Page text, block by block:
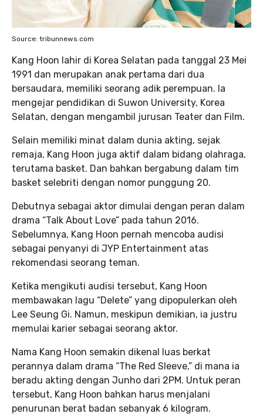
Source: tribunnews.com
Kang Hoon lahir di Korea Selatan pada tanggal 23 Mei
1991 dan merupakan anak pertama dari dua
bersaudara, memiliki seorang adik perempuan. Ia
mengejar pendidikan di Suwon University, Korea
Selatan, dengan mengambil jurusan Teater dan Film.
Selain memiliki minat dalam dunia akting, sejak
remaja, Kang Hoon juga aktif dalam bidang olahraga,
terutama basket. Dan bahkan bergabung dalam tim
basket selebriti dengan nomor punggung 20.
Debutnya sebagai aktor dimulai dengan peran dalam
drama “Talk About Love” pada tahun 2016.
Sebelumnya, Kang Hoon pernah mencoba audisi
sebagai penyanyi di JYP Entertainment atas
rekomendasi seorang teman.
Ketika mengikuti audisi tersebut, Kang Hoon
membawakan lagu “Delete” yang dipopulerkan oleh
Lee Seung Gi. Namun, meskipun demikian, ia justru
memulai karier sebagai seorang aktor.
Nama Kang Hoon semakin dikenal luas berkat
perannya dalam drama “The Red Sleeve,” di mana ia
beradu akting dengan Junho dari 2PM. Untuk peran
tersebut, Kang Hoon bahkan harus menjalani
penurunan berat badan sebanyak 6 kilogram.